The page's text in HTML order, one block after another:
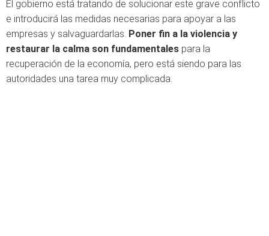
El gobierno está tratando de solucionar este grave conflicto
e introducirá las medidas necesarias para apoyar a las
empresas y salvaguardarlas. Poner fin a la violencia y
restaurar la calma son fundamentales para la
recuperación de la economía, pero está siendo para las
autoridades una tarea muy complicada.